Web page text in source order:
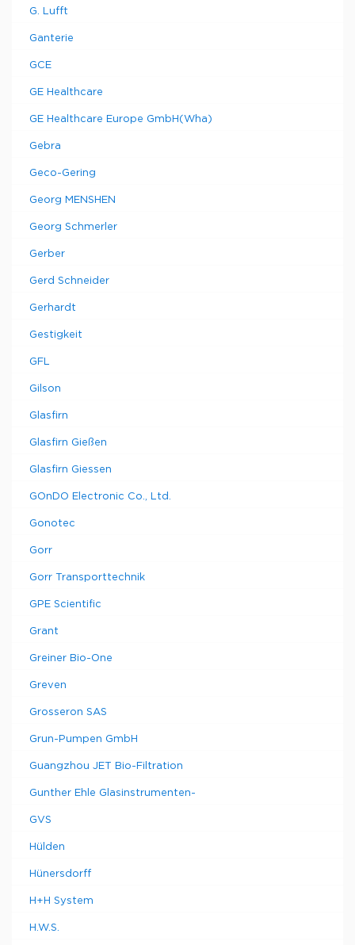
G. Lufft
Ganterie
GCE
GE Healthcare
GE Healthcare Europe GmbH(Wha)
Gebra
Geco-Gering
Georg MENSHEN
Georg Schmerler
Gerber
Gerd Schneider
Gerhardt
Gestigkeit
GFL
Gilson
Glasfirn
Glasfirn Gießen
Glasfirn Giessen
GOnDO Electronic Co., Ltd.
Gonotec
Gorr
Gorr Transporttechnik
GPE Scientific
Grant
Greiner Bio-One
Greven
Grosseron SAS
Grun-Pumpen GmbH
Guangzhou JET Bio-Filtration
Gunther Ehle Glasinstrumenten-
GVS
Hülden
Hünersdorff
H+H System
H.W.S.